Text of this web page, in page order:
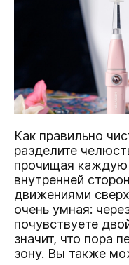
Как правильно
разделите
прочищая каждую
внутренней
движениями
очень умная:
почувствуете
значит, что пора
зону. Вы также